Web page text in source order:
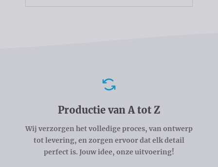
Productie van A tot Z
Wij verzorgen het volledige proces, van ontwerp
tot levering, en zorgen ervoor dat elk detail
perfect is. Jouw idee, onze uitvoering!